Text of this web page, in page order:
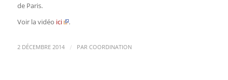
de Paris.
Voir la vidéo ici .
2 DÉCEMBRE 2014 / PAR COORDINATION